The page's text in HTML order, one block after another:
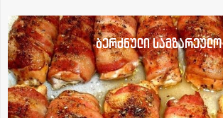
ბერძნული სამზარეულო